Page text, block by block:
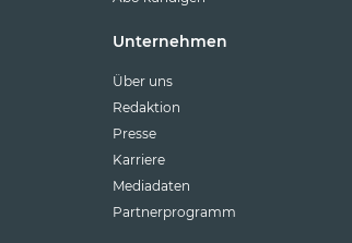
Unternehmen
Über uns
Redaktion
Presse
Karriere
Mediadaten
Partnerprogramm